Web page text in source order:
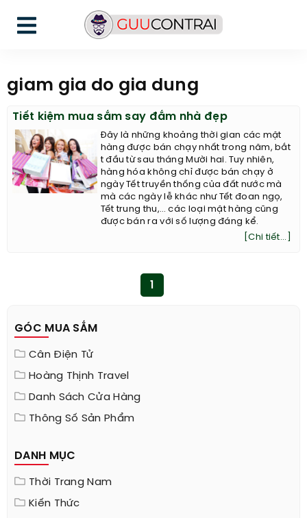
giam gia do gia dung
Tiết kiệm mua sắm say đắm nhà đẹp
Đây là những khoảng thời gian các mặt
hàng được bán chạy nhất trong năm, bắt
t đầu từ sau tháng Mười hai. Tuy nhiên,
hàng hóa không chỉ được bán chạy ở
ngày Tết truyền thống của đất nước mà
mà các ngày lễ khác như Tết đoan ngọ,
Tết trung thu,… các loại mặt hàng cũng
được bán ra với số lượng đáng kể.
[Chi tiết...]
GÓC MUA SẮM
Cân Điện Tử
Hoàng Thịnh Travel
Danh Sách Cửa Hàng
Thông Số Sản Phẩm
DANH MỤC
Thời Trang Nam
Kiến Thức